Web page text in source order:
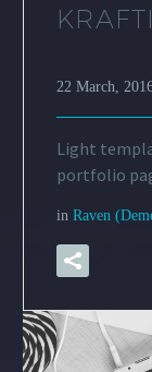
22 March,
Light
portfolio
in Raven